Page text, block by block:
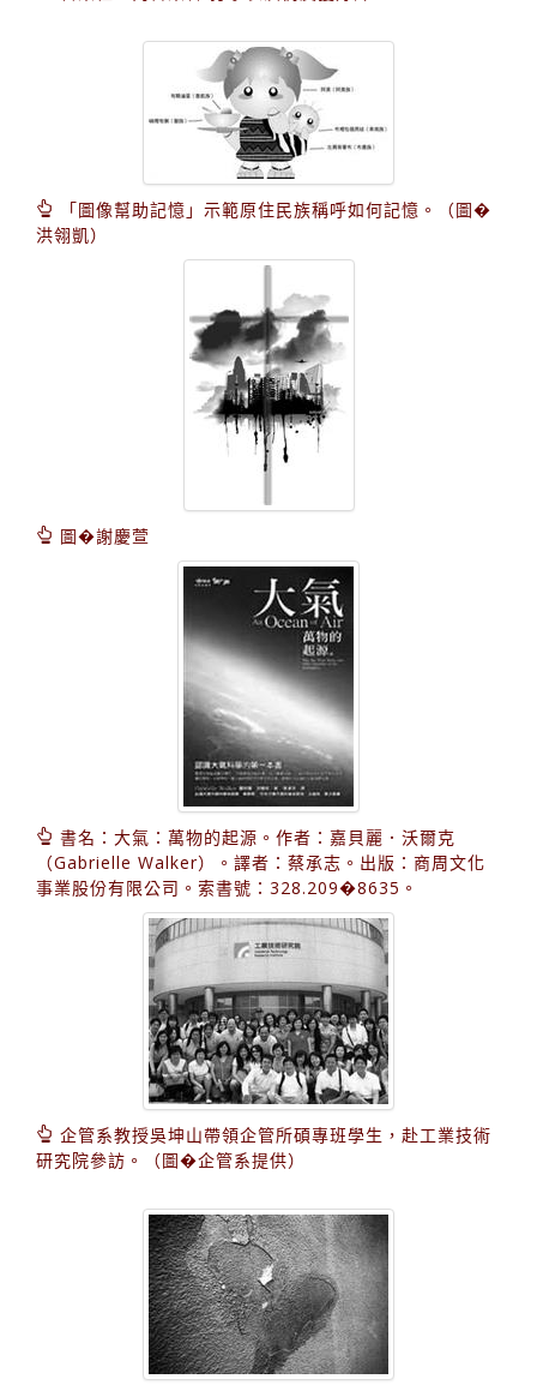
「圖像幫助記憶」示範原住民族稱呼如何記憶。（圖�
洪翎凱）
圖�謝慶萱
書名：大氣：萬物的起源。作者：嘉貝麗．沃爾克
（Gabrielle Walker）。譯者：蔡承志。出版：商周文化
事業股份有限公司。索書號：328.209�8635。
企管系教授吳坤山帶領企管所碩專班學生，赴工業技術
研究院參訪。（圖�企管系提供）